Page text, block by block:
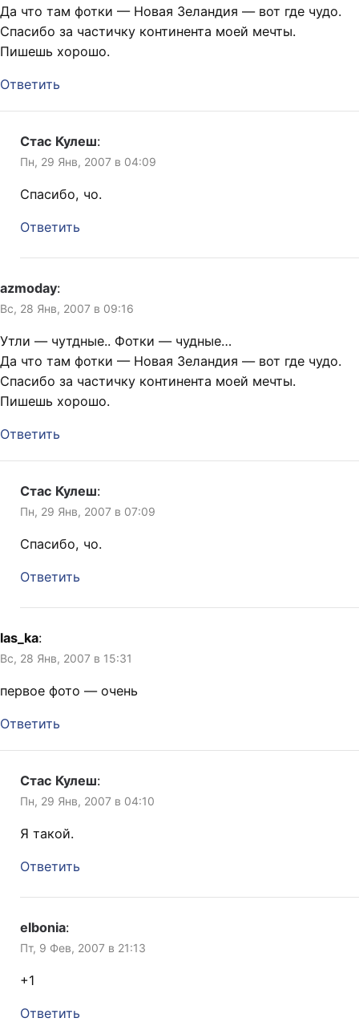
Да что там фотки — Новая Зеландия — вот где чудо.
Спасибо за частичку континента моей мечты.
Пишешь хорошо.
Ответить
Стас Кулеш:
Пн, 29 Янв, 2007 в 04:09
Спасибо, чо.
Ответить
azmoday:
Вс, 28 Янв, 2007 в 09:16
Утли — чутдные.. Фотки — чудные…
Да что там фотки — Новая Зеландия — вот где чудо.
Спасибо за частичку континента моей мечты.
Пишешь хорошо.
Ответить
Стас Кулеш:
Пн, 29 Янв, 2007 в 07:09
Спасибо, чо.
Ответить
las_ka:
Вс, 28 Янв, 2007 в 15:31
первое фото — очень
Ответить
Стас Кулеш:
Пн, 29 Янв, 2007 в 04:10
Я такой.
Ответить
elbonia:
Пт, 9 Фев, 2007 в 21:13
+1
Ответить